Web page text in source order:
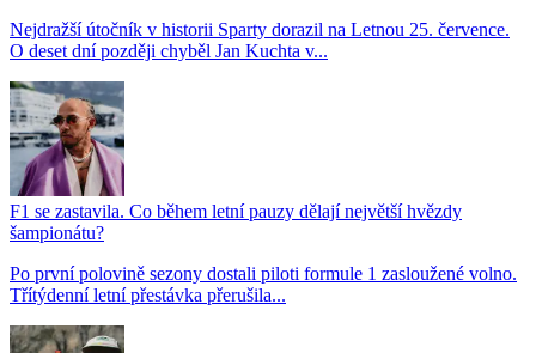
Nejdražší útočník v historii Sparty dorazil na Letnou 25. července.
O deset dní později chyběl Jan Kuchta v...
F1 se zastavila. Co během letní pauzy dělají největší hvězdy
šampionátu?
Po první polovině sezony dostali piloti formule 1 zasloužené volno.
Třítýdenní letní přestávka přerušila...